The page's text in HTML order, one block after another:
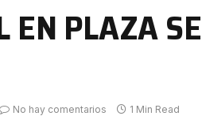
PLAZA
No hay comentarios 1 Min Read